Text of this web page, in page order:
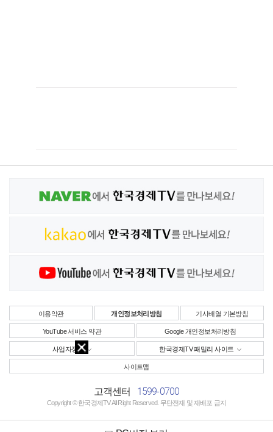
이용약관 개인정보처리방침 기사배열 기본방침
YouTube 서비스 약관 Google 개인정보처리방침
사업자정보 한국경제TV 패밀리 사이트
사이트맵
고객센터 1599-0700
Copyright © 한국경제TV All Right Reserved. 무단전재 및 재배포 금지